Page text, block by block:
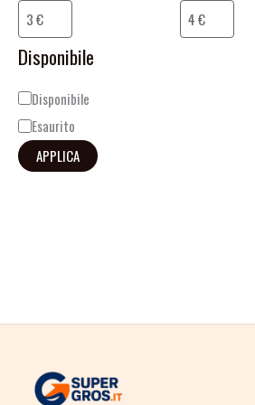
Disponibile
l
t
à
Disponibile
Esaurito
APPLICA